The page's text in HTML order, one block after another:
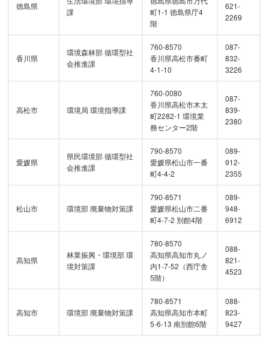
徳島県
課
町1-1 徳島県庁4
階
621-
2269
香川県
環境森林部 循環型社
会推進課
760-8570
香川県高松市番町
4-1-10
087-
832-
3226
高松市 環境局 環境指導課
760-0080
香川県高松市木太
町2282-1 環境業
務センター2階
087-
839-
2380
愛媛県
県民環境部 循環型社
会推進課
790-8570
愛媛県松山市一番
町4-4-2
089-
912-
2355
松山市 環境部 廃棄物対策課
790-8571
愛媛県松山市二番
町4-7-2 別館4階
089-
948-
6912
高知県
林業振興・環境部 環
境対策課
780-8570
高知県高知市丸ノ
内1-7-52（西庁舎
5階）
088-
821-
4523
高知市 環境部 廃棄物対策課
780-8571
高知県高知市本町
5-6-13 南別館6階
088-
823-
9427